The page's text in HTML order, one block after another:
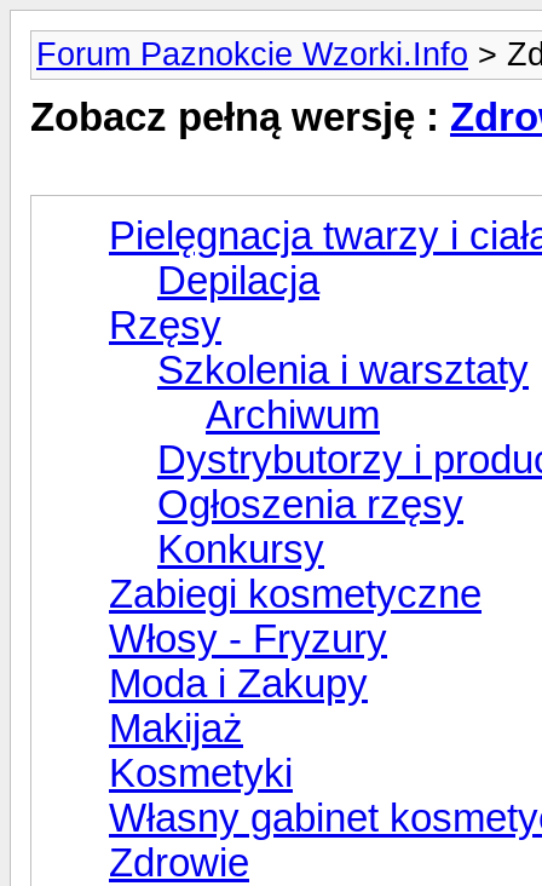
Forum Paznokcie Wzorki.Info >
Zobacz pełną wersję :
Pielęgnacja twarzy i
Depilacja
Rzęsy
Szkolenia i warsztaty
Archiwum
Dystrybutorzy i
Ogłoszenia rzęsy
Konkursy
Zabiegi kosmetyczne
Włosy - Fryzury
Moda i Zakupy
Makijaż
Kosmetyki
Własny gabinet
Zdrowie